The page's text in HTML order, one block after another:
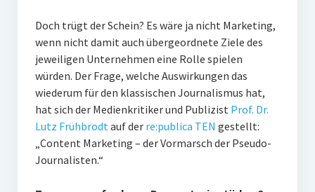
Doch trügt der Schein? Es wäre ja nicht Marketing,
wenn nicht damit auch übergeordnete Ziele des
jeweiligen Unternehmen eine Rolle spielen
würden. Der Frage, welche Auswirkungen das
wiederum für den klassischen Journalismus hat,
hat sich der Medienkritiker und Publizist Prof. Dr.
Lutz Frühbrodtauf der re:publica TEN gestellt:
„Content Marketing – der Vormarsch der Pseudo-
Journalisten.“